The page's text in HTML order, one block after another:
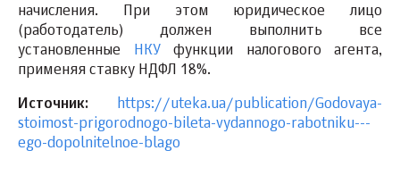
начисления. При этом юридическое лицо
(работодатель) должен выполнить все
установленные
НКУ функции налогового агента,
применяя ставку НДФЛ 18%.
Источник:
https://uteka.ua/publication/Godovaya-
stoimost-prigorodnogo-bileta-vydannogo-rabotniku---
ego-dopolnitelnoe-blago